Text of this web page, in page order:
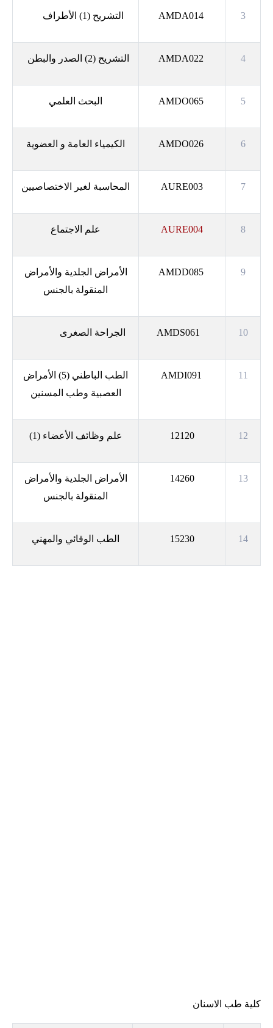
3
AMDA014 التشريح (1) الأطراف
4
AMDA022 التشريح (2) الصدر والبطن
5
AMDO065 البحث العلمي
6
AMDO026 الكيمياء العامة و العضوية
7
AURE003 المحاسبة لغير الاختصاصيين
8
AURE004 علم الاجتماع
9
AMDD085
الأمراض الجلدية والأمراض
المنقولة بالجنس
10
AMDS061 الجراحة الصغرى
11
AMDI091
الطب الباطني (5) الأمراض
العصبية وطب المسنين
12
12120 علم وظائف الأعضاء (1)
13
14260
الأمراض الجلدية والأمراض
المنقولة بالجنس
14
15230 الطب الوقائي والمهني
كلية طب الاسنان